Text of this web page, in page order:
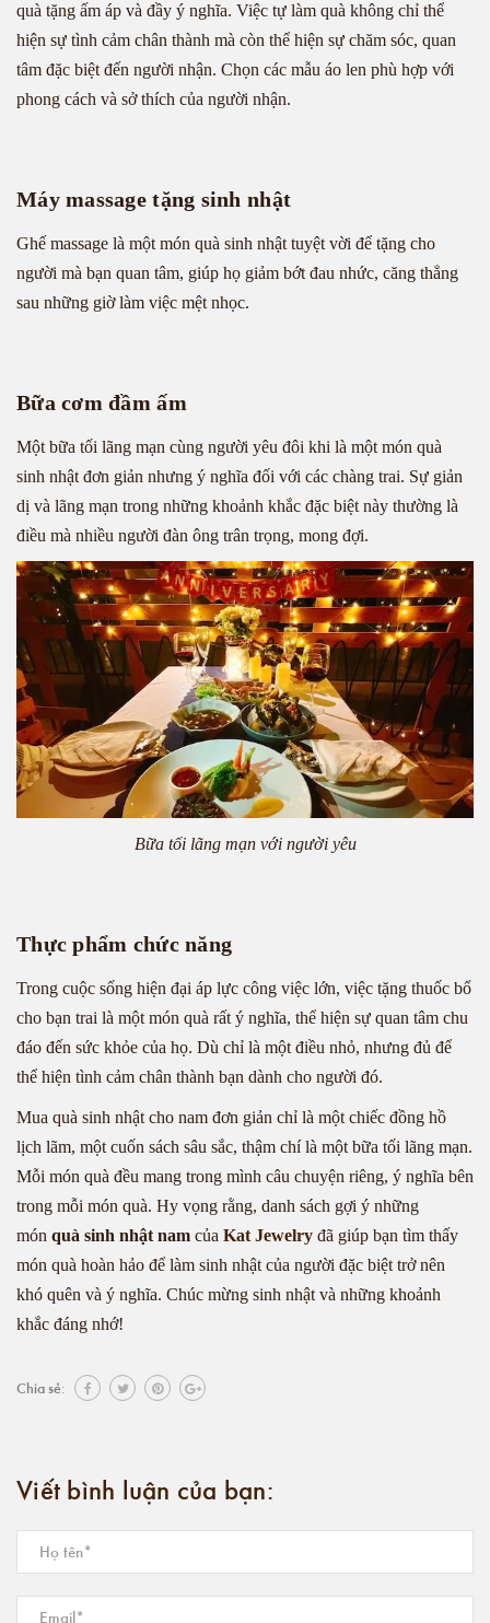
quà tặng ấm áp và đầy ý nghĩa. Việc tự làm quà không chỉ thể
hiện sự tình cảm chân thành mà còn thể hiện sự chăm sóc, quan
tâm đặc biệt đến người nhận. Chọn các mẫu áo len phù hợp với
phong cách và sở thích của người nhận.
Máy massage tặng sinh nhật
Ghế massage là một món quà sinh nhật tuyệt vời để tặng cho
người mà bạn quan tâm, giúp họ giảm bớt đau nhức, căng thẳng
sau những giờ làm việc mệt nhọc.
Bữa cơm đầm ấm
Một bữa tối lãng mạn cùng người yêu đôi khi là một món quà
sinh nhật đơn giản nhưng ý nghĩa đối với các chàng trai. Sự giản
dị và lãng mạn trong những khoảnh khắc đặc biệt này thường là
điều mà nhiều người đàn ông trân trọng, mong đợi.
Bữa tối lãng mạn với người yêu
Thực phẩm chức năng
Trong cuộc sống hiện đại áp lực công việc lớn, việc tặng thuốc bổ
cho bạn trai là một món quà rất ý nghĩa, thể hiện sự quan tâm chu
đáo đến sức khỏe của họ. Dù chỉ là một điều nhỏ, nhưng đủ để
thể hiện tình cảm chân thành bạn dành cho người đó.
Mua quà sinh nhật cho nam đơn giản chỉ là một chiếc đồng hồ
lịch lãm, một cuốn sách sâu sắc, thậm chí là một bữa tối lãng mạn.
Mỗi món quà đều mang trong mình câu chuyện riêng, ý nghĩa bên
trong mỗi món quà. Hy vọng rằng, danh sách gợi ý những
món quà sinh nhật nam của Kat Jewelry đã giúp bạn tìm thấy
món quà hoàn hảo để làm sinh nhật của người đặc biệt trở nên
khó quên và ý nghĩa. Chúc mừng sinh nhật và những khoảnh
khắc đáng nhớ!
Chia sẻ:
Viết bình luận của bạn: